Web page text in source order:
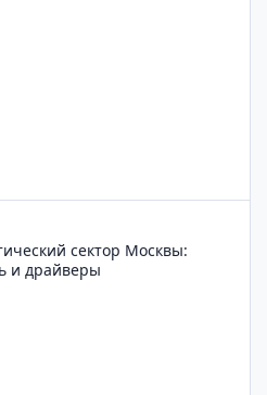
сектор Москвы:
и драйверы